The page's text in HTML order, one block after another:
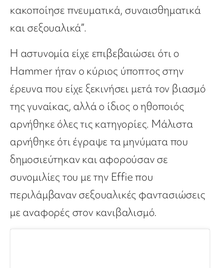
κακοποίησε πνευματικά, συναισθηματικά
και σεξουαλικά”.
Η αστυνομία είχε επιβεβαιώσει ότι ο
Hammer ήταν ο κύριος ύποπτος στην
έρευνα που είχε ξεκινήσει μετά τον βιασμό
της γυναίκας, αλλά ο ίδιος ο ηθοποιός
αρνήθηκε όλες τις κατηγορίες. Μάλιστα
αρνήθηκε ότι έγραψε τα μηνύματα που
δημοσιεύτηκαν και αφορούσαν σε
συνομιλίες του με την Effie που
περιλάμβαναν σεξουαλικές φαντασιώσεις
με αναφορές στον κανιβαλισμό.